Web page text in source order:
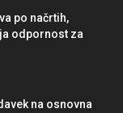
po načrtih,
odpornost za
na osnovna